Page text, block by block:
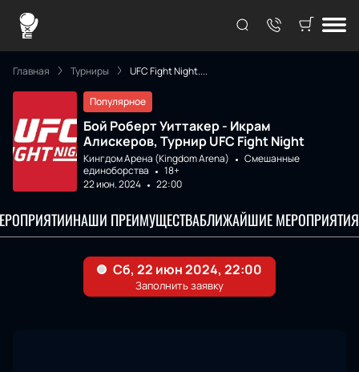
Главная Турниры UFC Fight Night....
Популярное
Бой Роберт Уиттакер - Икрам
Алискеров, Турнир UFC Fight Night
Кингдом Арена (Kingdom Arena)
Смешанные
единоборства
18+
22 июн. 2024
22:00
НАШИ ПРЕИМУЩЕСТВАБЛИЖАЙШИЕ МЕРОПРИЯТИЯ